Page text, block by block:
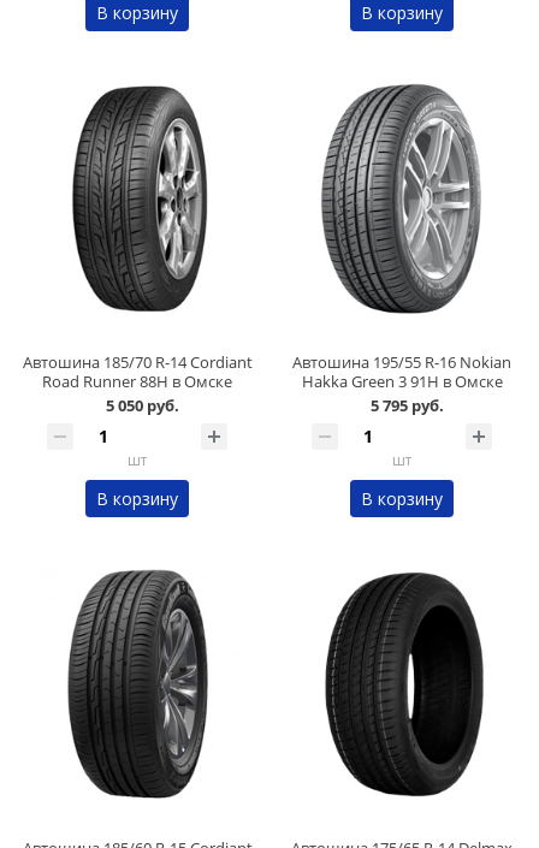
В корзину В корзину
Автошина 185/70 R-14 Cordiant
Road Runner 88H в Омске
5 050 руб.
шт
В корзину
Автошина 195/55 R-16 Nokian
Hakka Green 3 91H в Омске
5 795 руб.
шт
В корзину